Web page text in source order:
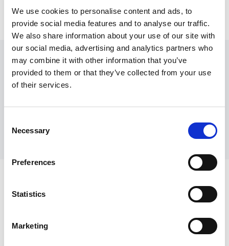
We use cookies to personalise content and ads, to
provide social media features and to analyse our traffic.
We also share information about your use of our site with
our social media, advertising and analytics partners who
may combine it with other information that you’ve
provided to them or that they’ve collected from your use
of their services.
Selection
Necessary
Preferences
Statistics
Marketing
Herunterladen
(ENG) Quick Reference MATE-XT 4.0 PDF
Benutzerhandbuch
format
Erfahren Sie mehr über MATE